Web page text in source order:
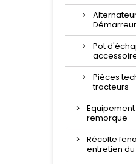
Pot
Pièces
tracteurs
remorque
Récolte
entretien